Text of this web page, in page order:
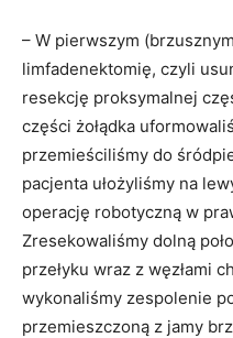
– W pierwszym
limfadenektomię, czyli
resekcję proksymalnej
części żołądka
przemieściliśmy do
pacjenta ułożyliśmy na
operację robotyczną w
Zresekowaliśmy dolną
przełyku wraz z węzłami
wykonaliśmy zespolenie
przemieszczoną z jamy